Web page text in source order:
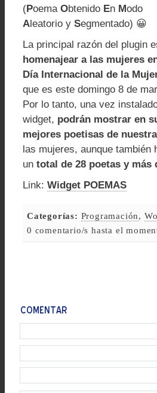
(Poema Obtenido En Modo
Aleatorio y Segmentado) 😀
La principal razón del plugin
homenajear a las mujeres
Día Internacional de la
que es este domingo 8 de
Por lo tanto, una vez
widget, podrán mostrar en
mejores poetisas de
las mujeres, aunque también
un total de 28 poetas y más
Link: Widget POEMAS
Categorías: Programación,
0 comentario/s hasta el